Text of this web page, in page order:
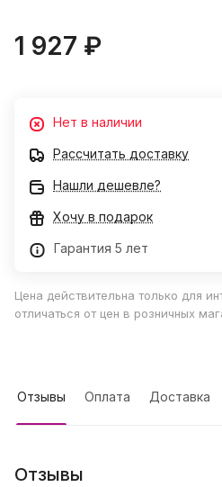
1 927 ₽
Нет в наличии
Рассчитать доставку
Нашли дешевле?
Хочу в подарок
Гарантия 5 лет
Цена действительна только для
отличаться от цен в розничных
Отзывы Оплата Доставка
Отзывы